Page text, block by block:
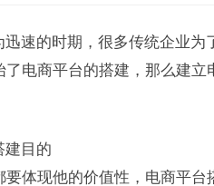
速的时期，很多传统企业
了电商平台的搭建，那么建
建目的
体现他的价值性，电商平